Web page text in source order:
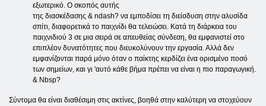
εξωτερικό. Ο σκοπός αυτής
της διασκέδασης & ndash? να εμποδίσει τη διείσδυση στην αλυσίδα
σπίτι, διαφορετικά το παιχνίδι θα τελειώσει. Κατά τη διάρκεια του
παιχνιδιού 3 σε μια σειρά σε απευθείας σύνδεση, θα εμφανιστεί στο
επιπλέον δυνατότητες που διευκολύνουν την εργασία. Αλλά δεν
εμφανίζονται παρά μόνο όταν ο παίκτης κερδίζει ένα ορισμένο ποσό
των σημείων, και γι 'αυτό κάθε βήμα πρέπει να είναι η πιο παραγωγική.
& Nbsp?
Σύντομα θα είναι διαθέσιμη στις ακτίνες, βοηθά στην καλύτερη να στοχεύουν